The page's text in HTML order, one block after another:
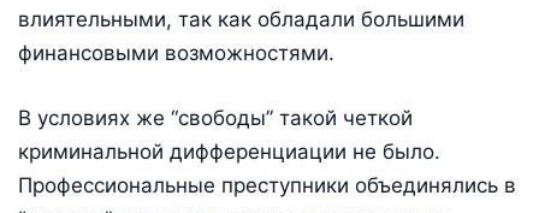
влиятельными, так как обладали большими
финансовыми возможностями.
В условиях же “свободы” такой четкой
криминальной дифференциации не было.
Профессиональные преступники объединялись в